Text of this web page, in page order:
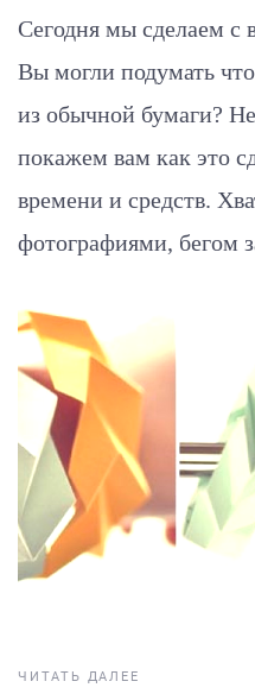
Сегодня мы сделаем с
Вы могли подумать
из обычной бумаги?
покажем вам как это
времени и средств.
фотографиями, бегом
ЧИТАТЬ ДАЛЕЕ